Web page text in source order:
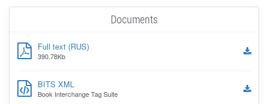
Documents
Full text (RUS)
390.78Kb
BITS XML
Book Interchange Tag Suite